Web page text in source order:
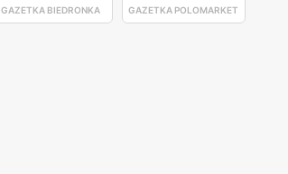
GAZETKA BIEDRONKA GAZETKA POLOMARKET